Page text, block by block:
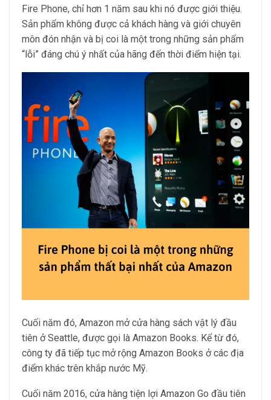
Fire Phone, chỉ hơn 1 năm sau khi nó được giới thiệu.
Sản phẩm không được cả khách hàng và giới chuyên
môn đón nhận và bị coi là một trong những sản phẩm
“lỗi” đáng chú ý nhất của hãng đến thời điểm hiện tại.
Cuối năm đó, Amazon mở cửa hàng sách vật lý đầu
tiên ở Seattle, được gọi là Amazon Books. Kể từ đó,
công ty đã tiếp tục mở rộng Amazon Books ở các địa
điểm khác trên khắp nước Mỹ.
Cuối năm 2016, cửa hàng tiện lợi Amazon Go đầu tiên